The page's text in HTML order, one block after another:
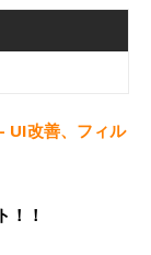
UI改善、フィル
！！